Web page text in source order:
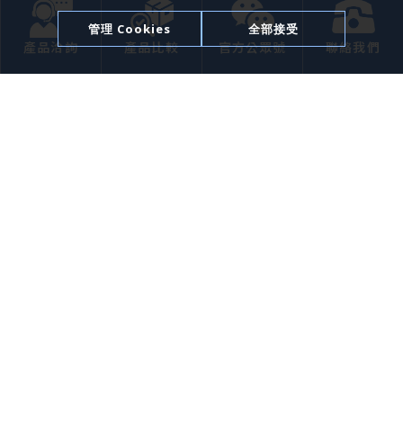
80247 臺灣高雄市苓雅區新光路 38 號 39
樓
產品洽詢 產品比較 官方公眾號 聯絡我們
管理 Cookies 全部接受